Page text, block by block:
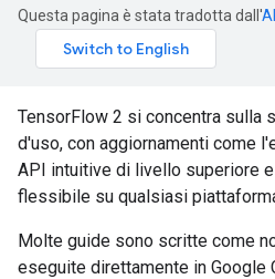
Questa pagina è stata tradotta dall'
TensorFlow 2 si concentra sulla
d'uso, con aggiornamenti come
API intuitive di livello superiore
flessibile su qualsiasi
Molte guide sono scritte come
eseguite direttamente in Google